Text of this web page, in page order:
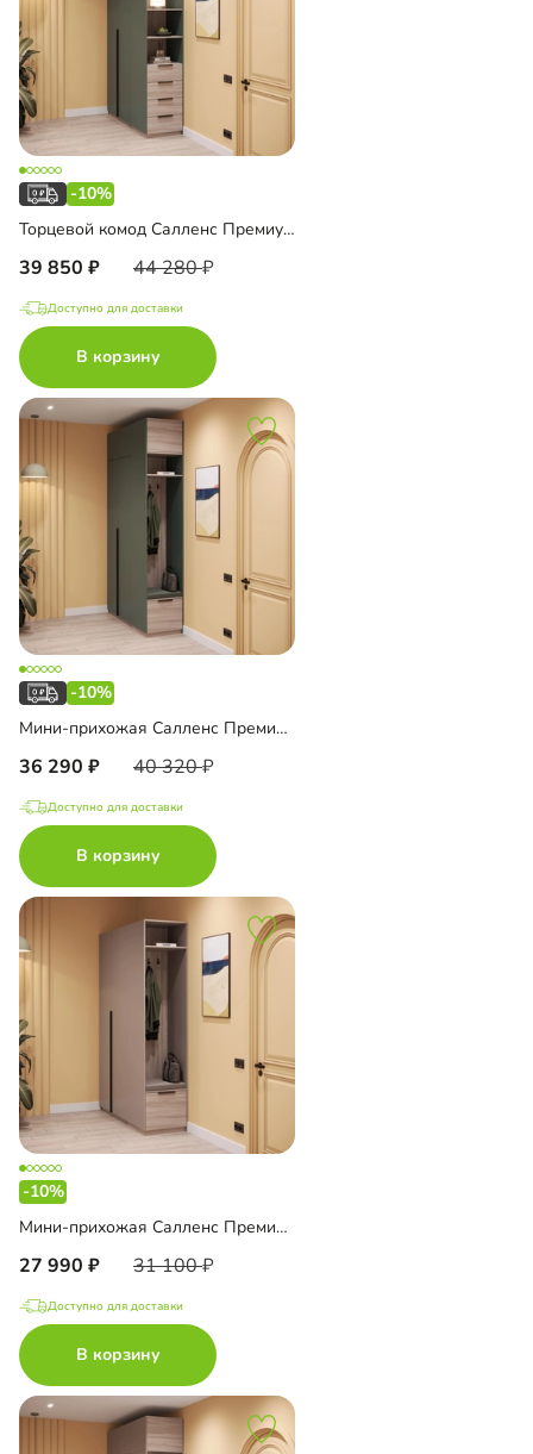
-10%
Торцевой комод Салленс Премиум с полками и антресолью
39 850 44 280
Доступно для доставки
В корзину
-10%
Мини-прихожая Салленс Премиум торцевая с антресолью
36 290 40 320
Доступно для доставки
В корзину
-10%
Мини-прихожая Салленс Премиум торцевая
27 990 31 100
Доступно для доставки
В корзину